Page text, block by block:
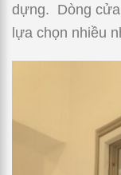
dựng. Dòng
lựa chọn nhiều